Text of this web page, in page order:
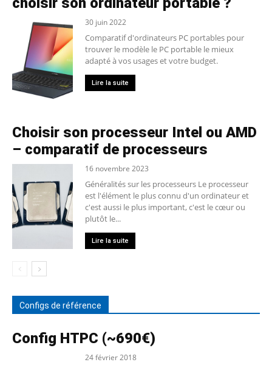
30 juin 2022
Comparatif d'ordinateurs PC portables pour
trouver le modèle le PC portable le mieux
adapté à vos usages et votre budget.
Lire la suite
Choisir son processeur Intel ou AMD
– comparatif de processeurs
16 novembre 2023
Généralités sur les processeurs Le processeur
est l'élément le plus connu d'un ordinateur et
c'est aussi le plus important, c'est le cœur ou
plutôt le...
Lire la suite
Configs de référence
Config HTPC (~690€)
24 février 2018